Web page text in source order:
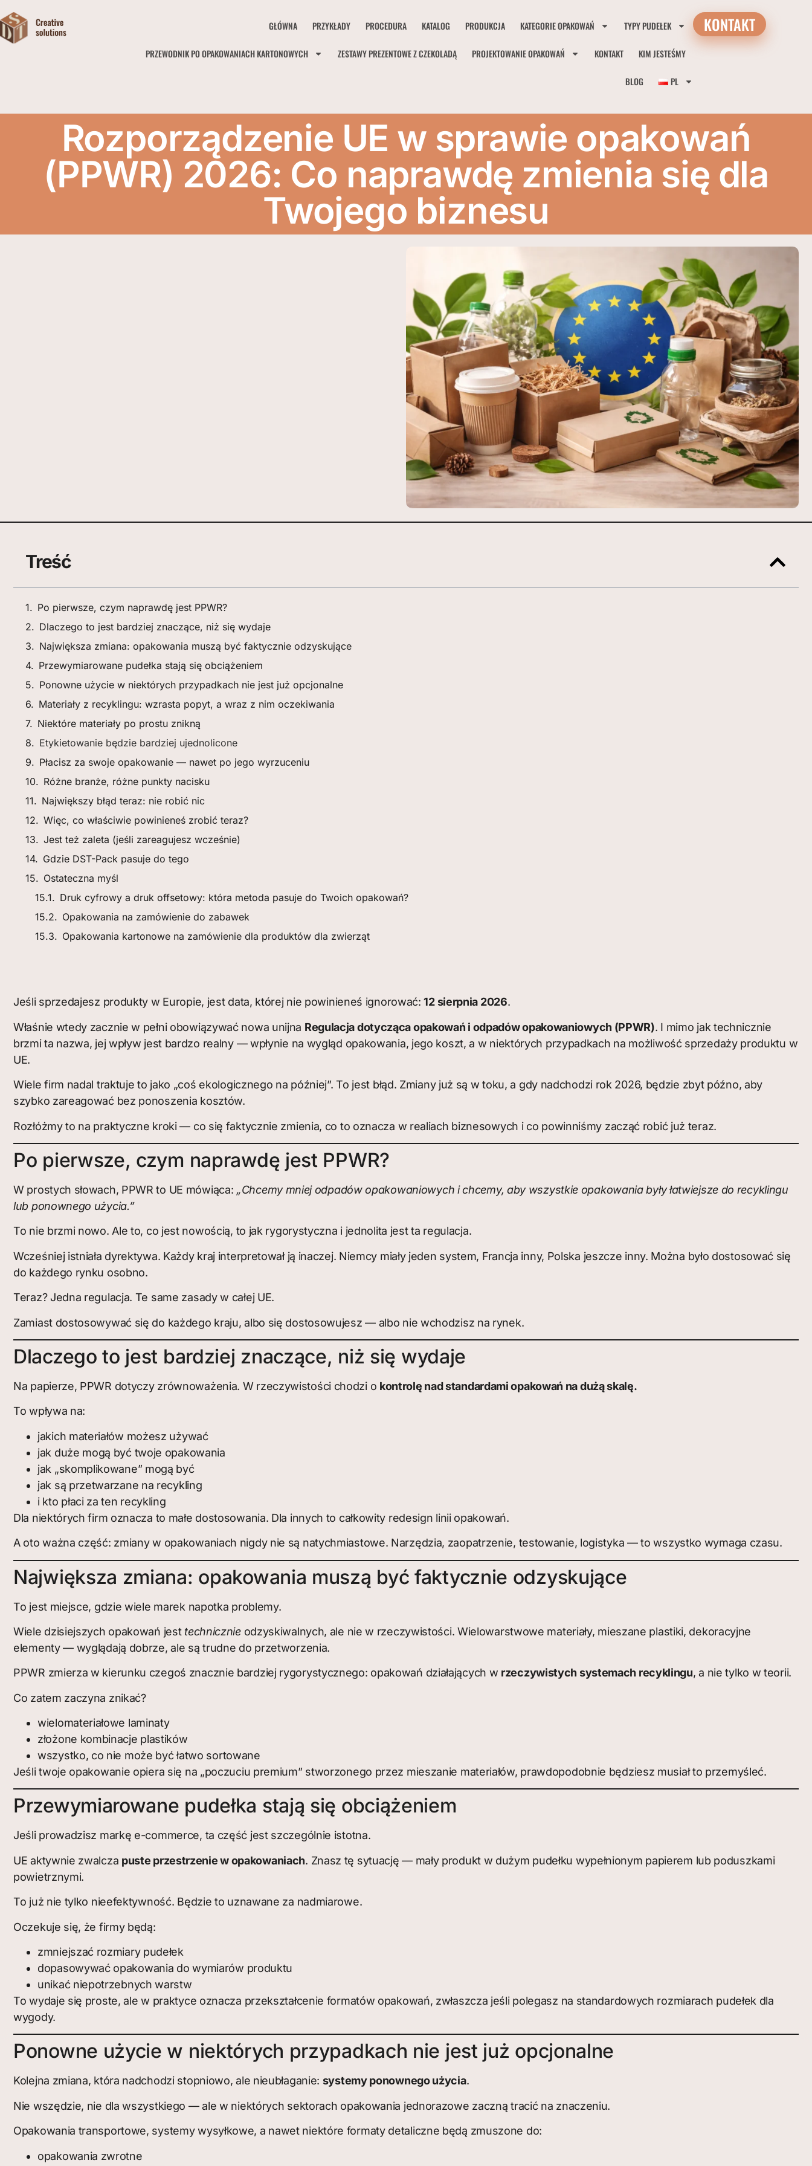
GŁÓWNA PRZYKŁADY PROCEDURA KATALOG PRODUKCJA KATEGORIE OPAKOWAŃ TYPY PUDEŁEK
PRZEWODNIK PO OPAKOWANIACH KARTONOWYCH ZESTAWY PREZENTOWE Z CZEKOLADĄ PROJEKTOWANIE OPAKOWAŃ KONTAKT KIM JESTEŚMY
BLOG PL
KONTAKT
Rozporządzenie UE w sprawie opakowań
(PPWR) 2026: Co naprawdę zmienia się dla
Twojego biznesu
Treść
Po pierwsze, czym naprawdę jest PPWR?
Dlaczego to jest bardziej znaczące, niż się wydaje
Największa zmiana: opakowania muszą być faktycznie odzyskujące
Przewymiarowane pudełka stają się obciążeniem
Ponowne użycie w niektórych przypadkach nie jest już opcjonalne
Materiały z recyklingu: wzrasta popyt, a wraz z nim oczekiwania
Niektóre materiały po prostu znikną
Etykietowanie będzie bardziej ujednolicone
Płacisz za swoje opakowanie — nawet po jego wyrzuceniu
Różne branże, różne punkty nacisku
Największy błąd teraz: nie robić nic
Więc, co właściwie powinieneś zrobić teraz?
Jest też zaleta (jeśli zareagujesz wcześnie)
Gdzie DST-Pack pasuje do tego
Ostateczna myśl
Druk cyfrowy a druk offsetowy: która metoda pasuje do Twoich opakowań?
Opakowania na zamówienie do zabawek
Opakowania kartonowe na zamówienie dla produktów dla zwierząt
Jeśli sprzedajesz produkty w Europie, jest data, której nie powinieneś ignorować:12 sierpnia 2026.
Właśnie wtedy zacznie w pełni obowiązywać nowa unijna Regulacja dotycząca opakowań i odpadów opakowaniowych (PPWR). I mimo jak technicznie
brzmi ta nazwa, jej wpływ jest bardzo realny — wpłynie na wygląd opakowania, jego koszt, a w niektórych przypadkach na możliwość sprzedaży produktu w
UE.
Wiele firm nadal traktuje to jako „coś ekologicznego na później”. To jest błąd. Zmiany już są w toku, a gdy nadchodzi rok 2026, będzie zbyt późno, aby
szybko zareagować bez ponoszenia kosztów.
Rozłóżmy to na praktyczne kroki — co się faktycznie zmienia, co to oznacza w realiach biznesowych i co powinniśmy zacząć robić już teraz.
Po pierwsze, czym naprawdę jest PPWR?
W prostych słowach, PPWR to UE mówiąca: „Chcemy mniej odpadów opakowaniowych i chcemy, aby wszystkie opakowania były łatwiejsze do recyklingu
lub ponownego użycia.”
To nie brzmi nowo. Ale to, co jest nowością, to jak rygorystyczna i jednolita jest ta regulacja.
Wcześniej istniała dyrektywa. Każdy kraj interpretował ją inaczej. Niemcy miały jeden system, Francja inny, Polska jeszcze inny. Można było dostosować się
do każdego rynku osobno.
Teraz? Jedna regulacja. Te same zasady w całej UE.
Zamiast dostosowywać się do każdego kraju, albo się dostosowujesz — albo nie wchodzisz na rynek.
Dlaczego to jest bardziej znaczące, niż się wydaje
Na papierze, PPWR dotyczy zrównoważenia. W rzeczywistości chodzi o kontrolę nad standardami opakowań na dużą skalę.
To wpływa na:
jakich materiałów możesz używać
jak duże mogą być twoje opakowania
jak „skomplikowane” mogą być
jak są przetwarzane na recykling
i kto płaci za ten recykling
Dla niektórych firm oznacza to małe dostosowania. Dla innych to całkowity redesign linii opakowań.
A oto ważna część: zmiany w opakowaniach nigdy nie są natychmiastowe. Narzędzia, zaopatrzenie, testowanie, logistyka — to wszystko wymaga czasu.
Największa zmiana: opakowania muszą być faktycznie odzyskujące
To jest miejsce, gdzie wiele marek napotka problemy.
Wiele dzisiejszych opakowań jest technicznieodzyskiwalnych, ale nie w rzeczywistości. Wielowarstwowe materiały, mieszane plastiki, dekoracyjne
elementy — wyglądają dobrze, ale są trudne do przetworzenia.
PPWR zmierza w kierunku czegoś znacznie bardziej rygorystycznego: opakowań działających w rzeczywistych systemach recyklingu, a nie tylko w teorii.
Co zatem zaczyna znikać?
wielomateriałowe laminaty
złożone kombinacje plastików
wszystko, co nie może być łatwo sortowane
Jeśli twoje opakowanie opiera się na „poczuciu premium” stworzonego przez mieszanie materiałów, prawdopodobnie będziesz musiał to przemyśleć.
Przewymiarowane pudełka stają się obciążeniem
Jeśli prowadzisz markę e-commerce, ta część jest szczególnie istotna.
UE aktywnie zwalcza puste przestrzenie w opakowaniach. Znasz tę sytuację — mały produkt w dużym pudełku wypełnionym papierem lub poduszkami
powietrznymi.
To już nie tylko nieefektywność. Będzie to uznawane za nadmiarowe.
Oczekuje się, że firmy będą:
zmniejszać rozmiary pudełek
dopasowywać opakowania do wymiarów produktu
unikać niepotrzebnych warstw
To wydaje się proste, ale w praktyce oznacza przekształcenie formatów opakowań, zwłaszcza jeśli polegasz na standardowych rozmiarach pudełek dla
wygody.
Ponowne użycie w niektórych przypadkach nie jest już opcjonalne
Kolejna zmiana, która nadchodzi stopniowo, ale nieubłaganie: systemy ponownego użycia.
Nie wszędzie, nie dla wszystkiego — ale w niektórych sektorach opakowania jednorazowe zaczną tracić na znaczeniu.
Opakowania transportowe, systemy wysyłkowe, a nawet niektóre formaty detaliczne będą zmuszone do:
opakowania zwrotne